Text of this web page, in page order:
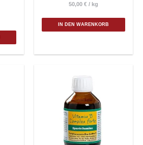
50,00 € / kg
IN DEN WARENKORB